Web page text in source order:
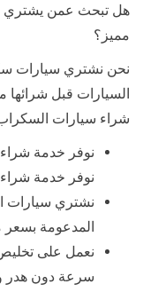
هل تبحث عمن يشتري
مميز؟
نحن نشتري سيارات
السيارات قبل شرائها
شراء سيارات
نوفر خدمة
نوفر خدمة
نشتري سيارات
المدعومة بسعر
نعمل على
سرعة دون هدر